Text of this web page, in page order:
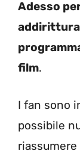
Adesso
addirittura
film.
I fan sono
possibile